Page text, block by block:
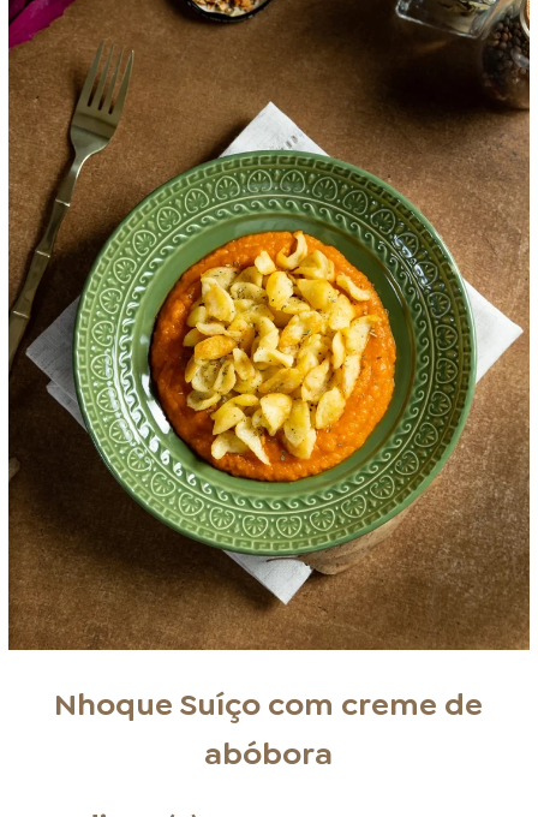
Nhoque Suíço com creme de
abóbora